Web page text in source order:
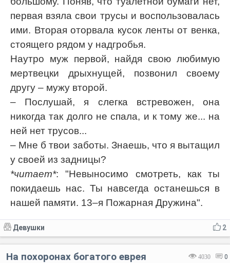
первая взяла свои трусы и воспользовалась
ими. Вторая оторвала кусок ленты от венка,
стоящего рядом у надгробья.
Наутро муж первой, найдя свою любимую
мертвецки дрыхнущей, позвонил своему
другу – мужу второй.
– Послушай, я слегка встревожен, она
никогда так долго не спала, и к тому же... на
ней нет трусов...
– Мне б твои заботы. Знаешь, что я вытащил
у своей из задницы?
*читает*: "Невыносимо смотреть, как ты
покидаешь нас. Ты навсегда останешься в
нашей памяти. 13–я Пожарная Дружина".
2
Девушки
4030 0
На похоронах богатого еврея